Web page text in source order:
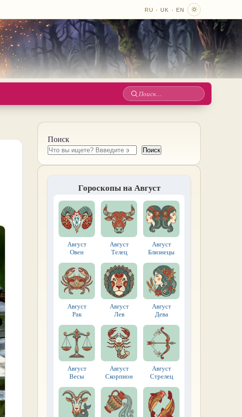
RU · UK · EN
Поиск
Поиск
Поиск
Гороскопы на Август
Август
Овен
Август
Телец
Август
Близнецы
Август
Рак
Август
Лев
Август
Дева
Август
Весы
Август
Скорпион
Август
Стрелец